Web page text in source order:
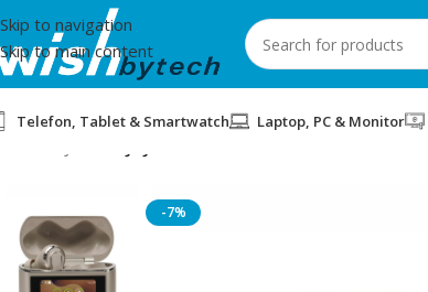
Skip to navigation
Skip to main content
Telefon, Tablet & Smartwatch Laptop, PC & Monitor
-7%